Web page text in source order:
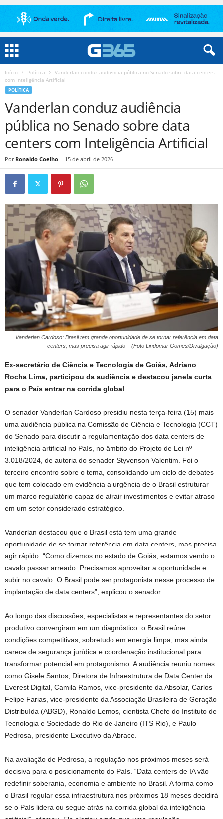
Início Política
Vanderlan conduz audiência pública no Senado sobre data centers
com Inteligência Artificial
POLÍTICA
Vanderlan conduz audiência
pública no Senado sobre data
centers com Inteligência Artificial
Por Ronaldo Coelho - 15 de abril de 2026
Vanderlan Cardoso: Brasil tem grande oportunidade de se tornar referência em data
centers, mas precisa agir rápido – (Foto Lindomar Gomes/Divulgação)
Ex-secretário de Ciência e Tecnologia de Goiás, Adriano
Rocha Lima, participou da audiência e destacou janela curta
para o País entrar na corrida global
O senador Vanderlan Cardoso presidiu nesta terça-feira (15) mais
uma audiência pública na Comissão de Ciência e Tecnologia (CCT)
do Senado para discutir a regulamentação dos data centers de
inteligência artificial no País, no âmbito do Projeto de Lei nº
3.018/2024, de autoria do senador Styvenson Valentim. Foi o
terceiro encontro sobre o tema, consolidando um ciclo de debates
que tem colocado em evidência a urgência de o Brasil estruturar
um marco regulatório capaz de atrair investimentos e evitar atraso
em um setor considerado estratégico.
Vanderlan destacou que o Brasil está tem uma grande
oportunidade de se tornar referência em data centers, mas precisa
agir rápido. “Como dizemos no estado de Goiás, estamos vendo o
cavalo passar arreado. Precisamos aproveitar a oportunidade e
subir no cavalo. O Brasil pode ser protagonista nesse processo de
implantação de data centers”, explicou o senador.
Ao longo das discussões, especialistas e representantes do setor
produtivo convergiram em um diagnóstico: o Brasil reúne
condições competitivas, sobretudo em energia limpa, mas ainda
carece de segurança jurídica e coordenação institucional para
transformar potencial em protagonismo. A audiência reuniu nomes
como Gisele Santos, Diretora de Infraestrutura de Data Center da
Everest Digital, Camila Ramos, vice-presidente da Absolar, Carlos
Felipe Farias, vice-presidente da Associação Brasileira de Geração
Distribuída (ABGD), Ronaldo Lemos, cientista Chefe do Instituto de
Tecnologia e Sociedade do Rio de Janeiro (ITS Rio), e Paulo
Pedrosa, presidente Executivo da Abrace.
Na avaliação de Pedrosa, a regulação nos próximos meses será
decisiva para o posicionamento do País. “Data centers de IA vão
redefinir soberania, economia e ambiente no Brasil. A forma como
o Brasil regular essa infraestrutura nos próximos 18 meses decidirá
se o País lidera ou segue atrás na corrida global da inteligência